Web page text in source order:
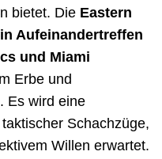
bietet. Die Eastern
Aufeinandertreffen
und Miami
Erbe und
Es wird eine
Schachzüge,
Willen erwartet.